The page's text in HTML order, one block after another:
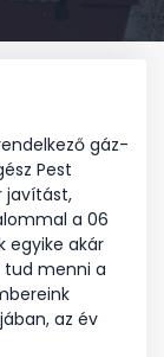
gáz-
Pest
javítást,
a 06
egyike akár
tud menni a
az év